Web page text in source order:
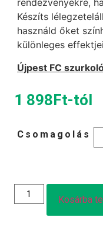
rendezvényekre,
Készíts
használd őket
különleges
Újpest FC
1 898Ft-tól
Csomagolás
Kosárba